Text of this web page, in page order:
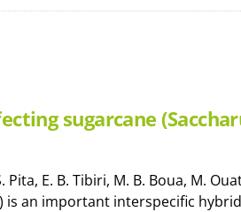
sugarcane
E. B. Tibiri, M. B. Boua, M.
is an important interspecific